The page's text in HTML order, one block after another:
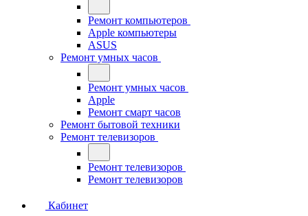
Ремонт компьютеров
Apple компьютеры
ASUS
Ремонт умных часов
Ремонт умных часов
Apple
Ремонт смарт часов
Ремонт бытовой техники
Ремонт телевизоров
Ремонт телевизоров
Ремонт телевизоров
Кабинет